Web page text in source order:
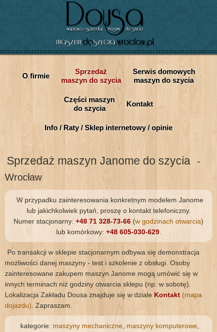
O firmie
Sprzedaż
maszyn do szycia
Serwis domowych
maszyn do szycia
Części maszyn
do szycia
Kontakt
Info / Raty / Sklep internetowy / opinie
Sprzedaż maszyn Janome do szycia
-
Wrocław
W przypadku zainteresowania konkretnym modelem Janome
lub jakichkolwiek pytań, proszę o kontakt telefoniczny.
Numer stacjonarny: +48 71 328-73-66 (w godzinach otwarcia)
lub komórkowy: +48 605-030-629.
Po transakcji w sklepie stacjonarnym odbywa się demonstracja
możliwości danej maszyny - test i szkolenie z obsługi. Osoby
zainteresowane zakupem maszyn Janome mogą umówić się w
innych terminach niż godziny otwarcia sklepu (np. w sobotę).
Lokalizacja Zakładu Dousa znajduje się w dziale Kontakt (mapa
dojazdu) . Zapraszam.
kategorie: maszyny mechaniczne maszyny komputerowe